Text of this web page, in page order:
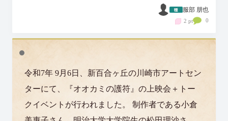
服部 朋也
2 pt 0
令和7年 9月6日、新百合ヶ丘の川崎市アートセン
ターにて、『オオカミの護符』の上映会＋トー
クイベントが行われました。 制作者である小倉